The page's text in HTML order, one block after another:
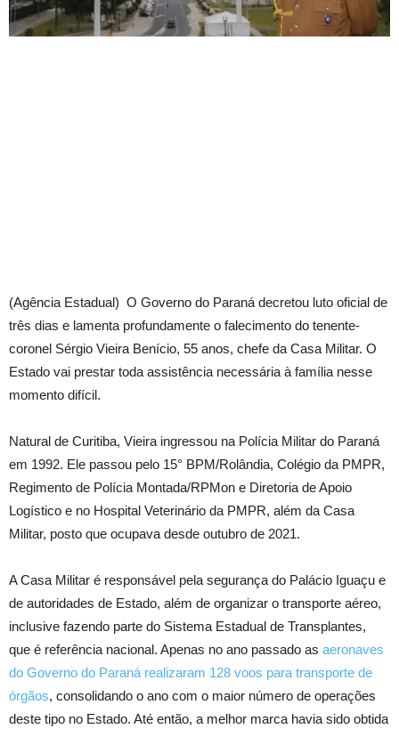
(Agência Estadual) O Governo do Paraná decretou luto oficial de
três dias e lamenta profundamente o falecimento do tenente-
coronel Sérgio Vieira Benício, 55 anos, chefe da Casa Militar. O
Estado vai prestar toda assistência necessária à família nesse
momento difícil.
Natural de Curitiba, Vieira ingressou na Polícia Militar do Paraná
em 1992. Ele passou pelo 15° BPM/Rolândia, Colégio da PMPR,
Regimento de Polícia Montada/RPMon e Diretoria de Apoio
Logístico e no Hospital Veterinário da PMPR, além da Casa
Militar, posto que ocupava desde outubro de 2021.
A Casa Militar é responsável pela segurança do Palácio Iguaçu e
de autoridades de Estado, além de organizar o transporte aéreo,
inclusive fazendo parte do Sistema Estadual de Transplantes,
que é referência nacional. Apenas no ano passado as aeronaves
do Governo do Paraná realizaram 128 voos para transporte de
órgãos, consolidando o ano com o maior número de operações
deste tipo no Estado. Até então, a melhor marca havia sido obtida